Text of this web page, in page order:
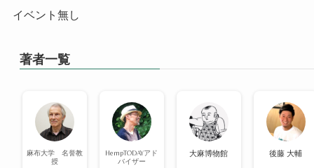
イベント無し
著者一覧
麻布大学 名誉教
授
HempTODAYアド
バイザー
大麻博物館 後藤 大輔